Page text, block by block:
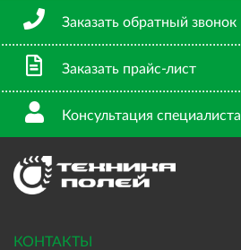
Заказать обратный звонок
Заказать прайс-лист
Консультация специалиста
КОНТАКТЫ